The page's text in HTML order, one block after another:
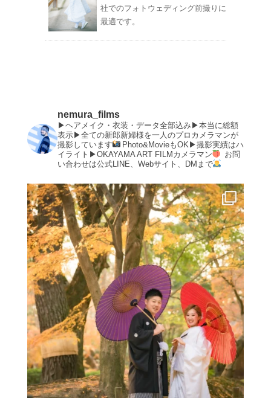
社でのフォトウェディング前撮りに
最適です。
nemura_films
▶︎ヘアメイク・衣装・データ全部込み▶︎本当に総額
表示▶︎全ての新郎新婦様を一人のプロカメラマンが
撮影しています
Photo&MovieもOK▶︎撮影実績はハ
イライト▶︎OKAYAMA ART FILMカメラマン
お問
い合わせは公式LINE、Webサイト、DMまで